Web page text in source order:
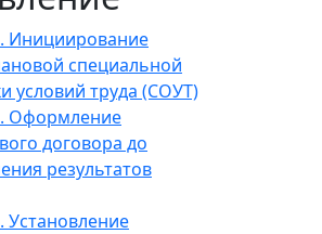
Инициирование
специальной
условий труда (СОУТ)
Оформление
договора до
результатов
Установление